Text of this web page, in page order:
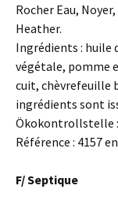
Rocher Eau,
Heather.
Ingrédients : huile
végétale, pomme
cuit, chèvrefeuille
ingrédients sont
Ökokontrollstelle :
Référence : 4157
F/ Septique